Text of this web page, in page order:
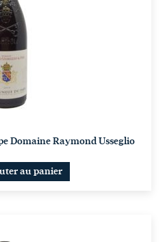
Domaine Raymond Usseglio
au panier